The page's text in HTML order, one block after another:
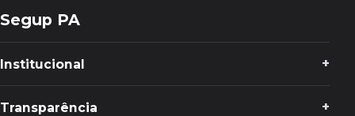
Segup PA
Institucional
Transparência